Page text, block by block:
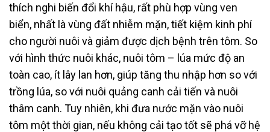
thích nghi biến đổi khí hậu, rất phù hợp vùng ven
biển, nhất là vùng đất nhiễm mặn, tiết kiệm kinh phí
cho người nuôi và giảm được dịch bệnh trên tôm. So
với hình thức nuôi khác, nuôi tôm – lúa mức độ an
toàn cao, ít lây lan hơn, giúp tăng thu nhập hơn so với
trồng lúa, so với nuôi quảng canh cải tiến và nuôi
thâm canh. Tuy nhiên, khi đưa nước mặn vào nuôi
tôm một thời gian, nếu không cải tạo tốt sẽ phá vỡ hệ